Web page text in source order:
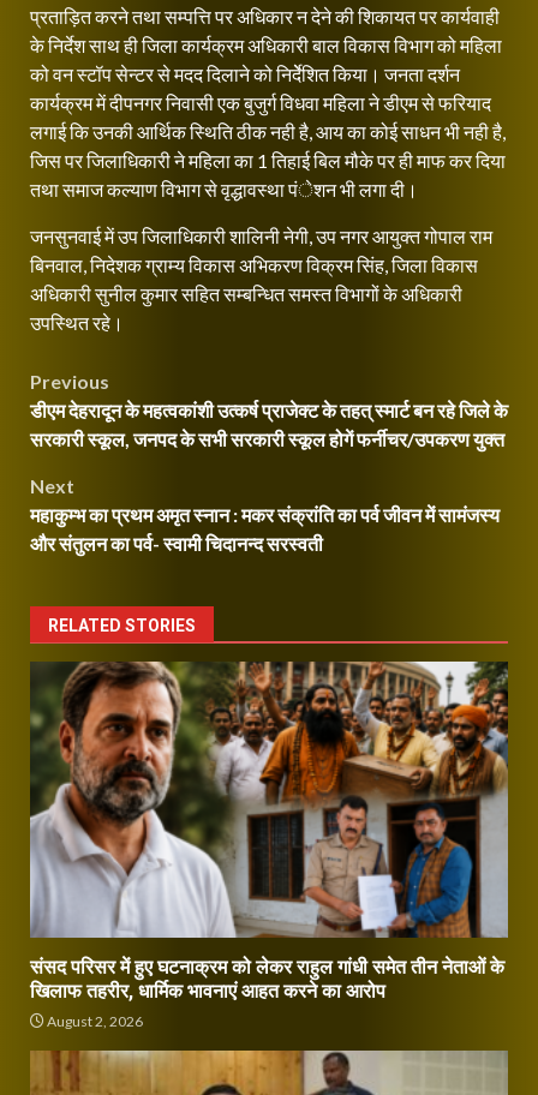
प्रताड़ित करने तथा सम्पत्ति पर अधिकार न देने की शिकायत पर कार्यवाही
के निर्देश साथ ही जिला कार्यक्रम अधिकारी बाल विकास विभाग को महिला
को वन स्टॉप सेन्टर से मदद दिलाने को निर्देेशित किया। जनता दर्शन
कार्यक्रम में दीपनगर निवासी एक बुजुर्ग विधवा महिला ने डीएम से फरियाद
लगाई कि उनकी आर्थिक स्थिति ठीक नही है, आय का कोई साधन भी नही है,
जिस पर जिलाधिकारी ने महिला का 1 तिहाई बिल मौके पर ही माफ कर दिया
तथा समाज कल्याण विभाग से वृद्धावस्था पंेशन भी लगा दी।
जनसुनवाई में उप जिलाधिकारी शालिनी नेगी, उप नगर आयुक्त गोपाल राम
बिनवाल, निदेशक ग्राम्य विकास अभिकरण विक्रम सिंह, जिला विकास
अधिकारी सुनील कुमार सहित सम्बन्धित समस्त विभागों के अधिकारी
उपस्थित रहे।
Post
navigation
Previous
डीएम देहरादून के महत्वकांशी उत्कर्ष प्राजेक्ट के तहत् स्मार्ट बन रहे जिले के
सरकारी स्कूल, जनपद के सभी सरकारी स्कूल होगें फर्नीचर/उपकरण युक्त
Next
महाकुम्भ का प्रथम अमृत स्नान : मकर संक्रांति का पर्व जीवन में सामंजस्य
और संतुलन का पर्व- स्वामी चिदानन्द सरस्वती
RELATED STORIES
संसद परिसर में हुए घटनाक्रम को लेकर राहुल गांधी समेत तीन नेताओं के
खिलाफ तहरीर, धार्मिक भावनाएं आहत करने का आरोप
August 2, 2026